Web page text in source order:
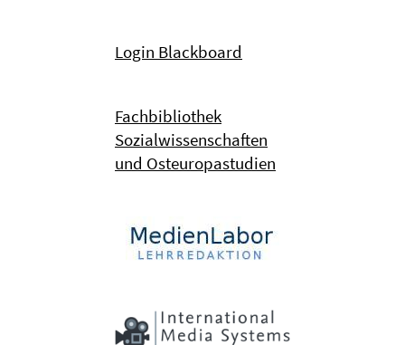
Login Blackboard
Fachbibliothek
Sozialwissenschaften
und Osteuropastudien